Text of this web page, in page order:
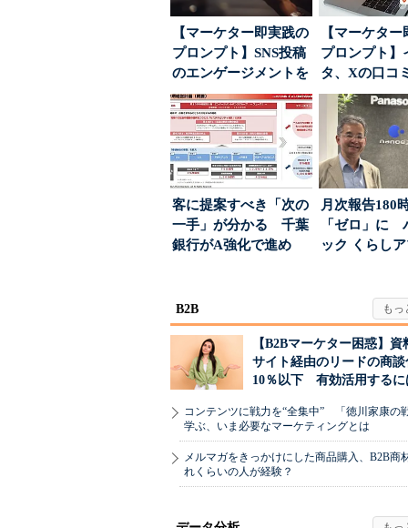
【マーケター即実践の
プロンプト】SNS投稿
のエンゲージメントを
高めるAI活用、ポ...
【マーケタ
プロンプト】
タ、Xの口コ
分析→戦略立
す...
客に提案すべき「次の
一手」が分かる 千葉
銀行がA強化で進め
月次報告180
「ゼロ」に
ック くらし
B2B
【B2Bマーケター困惑】資
サイト経由のリードの商
10％以下 有効活用するに
コンテンツに戦力を“全集中” 「徳川家康の
学ぶ、いま必要なマーケティングとは
メルマガをきっかけにした商品購入、B2B商
れくらいの人が経験？